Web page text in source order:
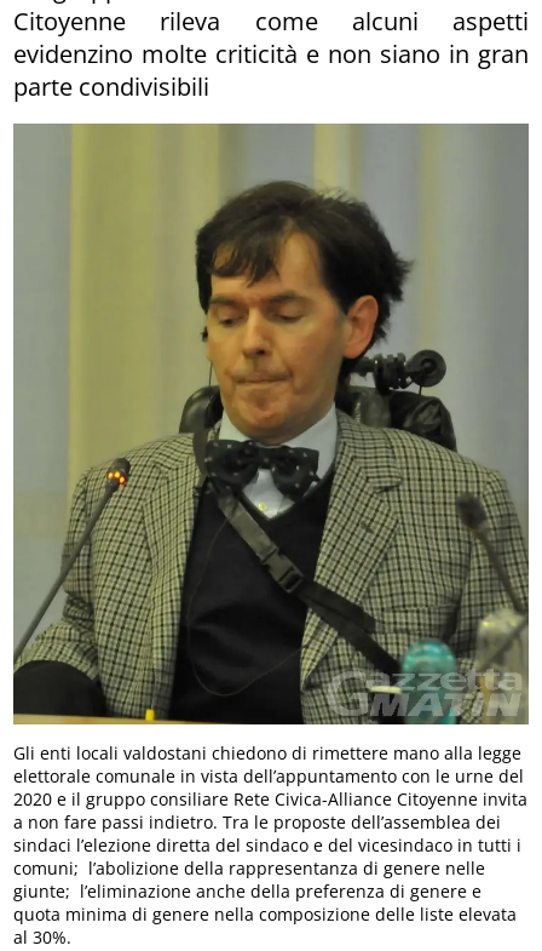
Citoyenne rileva come alcuni aspetti
evidenzino molte criticità e non siano in gran
parte condivisibili
Gli enti locali valdostani chiedono di rimettere mano alla legge
elettorale comunale in vista dell’appuntamento con le urne del
2020 e il gruppo consiliare Rete Civica-Alliance Citoyenne invita
a non fare passi indietro. Tra le proposte dell’assemblea dei
sindaci l’elezione diretta del sindaco e del vicesindaco in tutti i
comuni; l’abolizione della rappresentanza di genere nelle
giunte; l’eliminazione anche della preferenza di genere e
quota minima di genere nella composizione delle liste elevata
al 30%.